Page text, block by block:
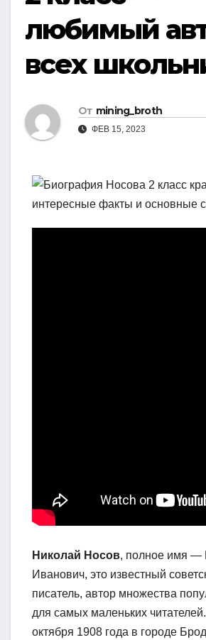
любимый
всех
От mining_broth
ФЕВ 15, 2023
Николай Носов, полное имя —
Иванович, это известный
писатель, автор множества
для самых маленьких
октября 1908 года в городе